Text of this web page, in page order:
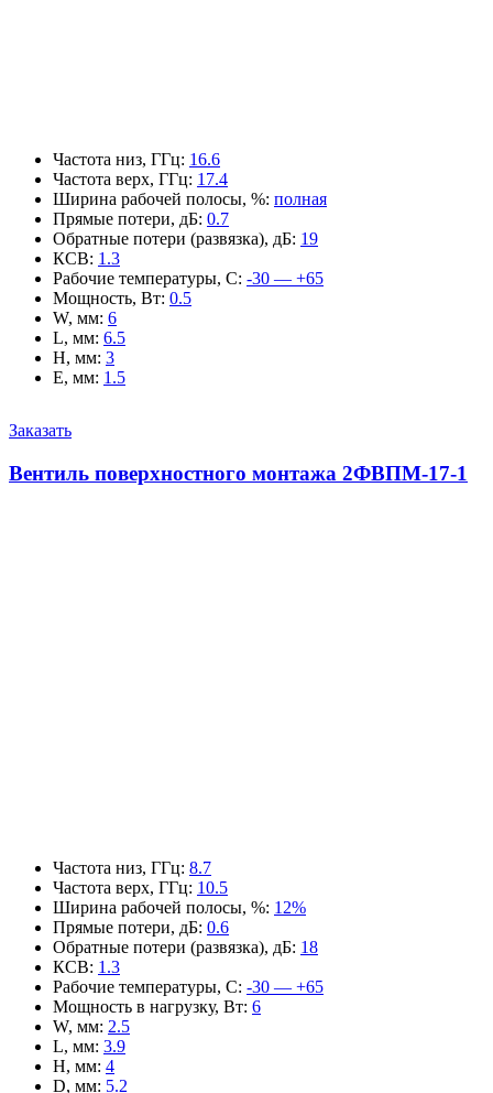
Частота низ, ГГц: 16.6
Частота верх, ГГц: 17.4
Ширина рабочей полосы, %: полная
Прямые потери, дБ: 0.7
Обратные потери (развязка), дБ: 19
КСВ: 1.3
Рабочие температуры, С: -30 — +65
Мощность, Вт: 0.5
W, мм: 6
L, мм: 6.5
H, мм: 3
E, мм: 1.5
Заказать
Вентиль поверхностного монтажа 2ФВПМ-17-1
Частота низ, ГГц: 8.7
Частота верх, ГГц: 10.5
Ширина рабочей полосы, %: 12%
Прямые потери, дБ: 0.6
Обратные потери (развязка), дБ: 18
КСВ: 1.3
Рабочие температуры, С: -30 — +65
Мощность в нагрузку, Вт: 6
W, мм: 2.5
L, мм: 3.9
H, мм: 4
D, мм: 5.2